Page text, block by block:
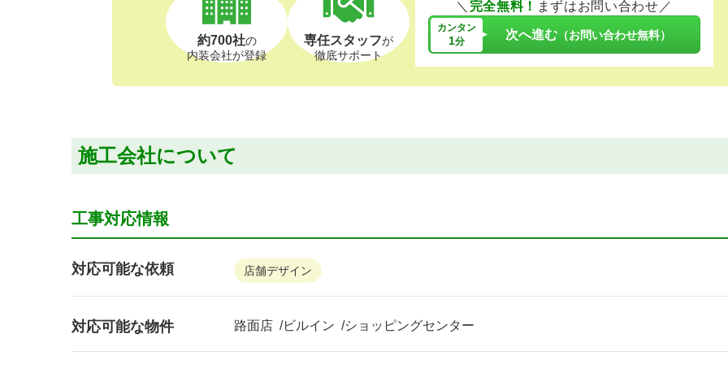
約700社の
内装会社が登録
専任スタッフが
徹底サポート
＼ 完全無料！ まずはお問い合わせ／
カンタン
1分 次へ進む （お問い合わせ無料）
施工会社について
工事対応情報
対応可能な依頼 店舗デザイン
対応可能な物件 路面店 ビルイン ショッピングセンター